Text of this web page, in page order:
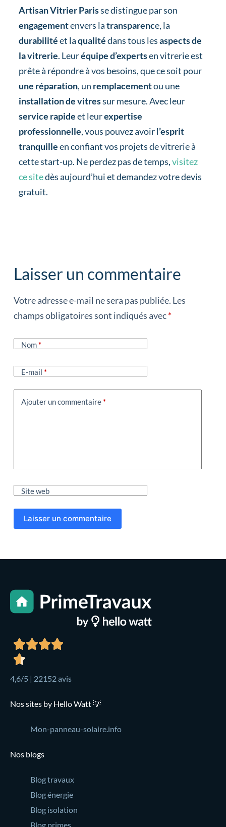
Artisan Vitrier Parisse distingue par son
engagementenvers latransparence, la
durabilitéet laqualitédans tous lesaspects de
la vitrerie. Leuréquipe d’expertsen vitrerie est
prête à répondre à vos besoins, que ce soit pour
une réparation, un remplacementou une
installation de vitressur mesure. Avec leur
service rapideet leurexpertise
professionnelle, vous pouvez avoir l’esprit
tranquilleen confiant vos projets de vitrerie à
cette start-up. Ne perdez pas de temps,visitez
ce sitedès aujourd’hui et demandez votre devis
gratuit.
Laisser un commentaire
Votre adresse e-mail ne sera pas publiée. Les
champs obligatoires sont indiqués avec*
Nom*
E-mail *
Ajouter un commentaire*
Site web
Laisser un commentaire
4,6/5 | 22152 avis
Nos sites by Hello Watt 💡
Mon-panneau-solaire.info
Nos blogs
Blog travaux
Blog énergie
Blog isolation
Blog primes